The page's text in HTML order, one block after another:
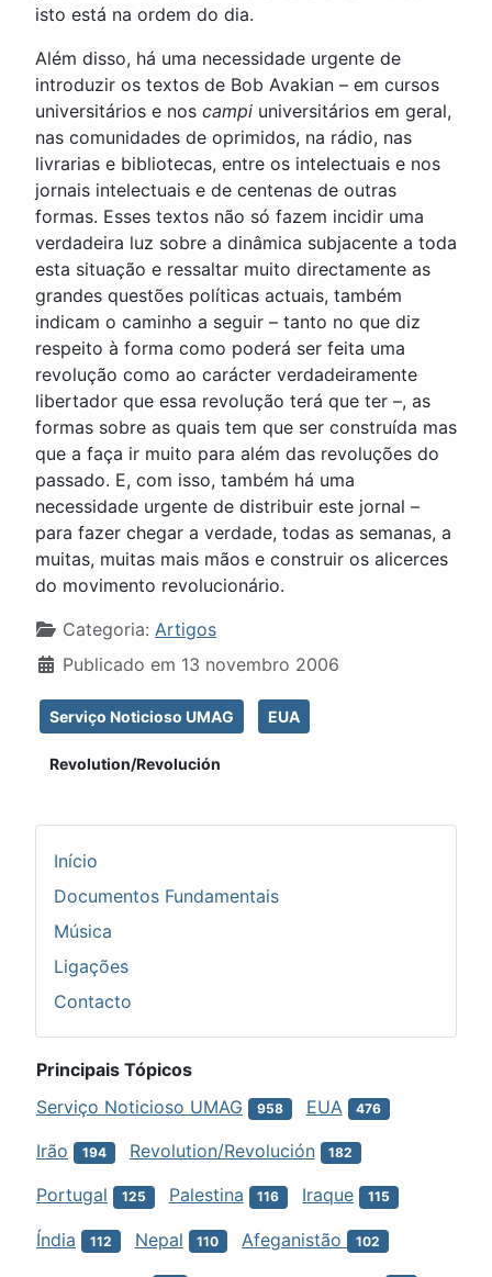
isto está na ordem do dia.
Além disso, há uma necessidade urgente de
introduzir os textos de Bob Avakian – em cursos
universitários e nos campi universitários em geral,
nas comunidades de oprimidos, na rádio, nas
livrarias e bibliotecas, entre os intelectuais e nos
jornais intelectuais e de centenas de outras
formas. Esses textos não só fazem incidir uma
verdadeira luz sobre a dinâmica subjacente a toda
esta situação e ressaltar muito directamente as
grandes questões políticas actuais, também
indicam o caminho a seguir – tanto no que diz
respeito à forma como poderá ser feita uma
revolução como ao carácter verdadeiramente
libertador que essa revolução terá que ter –, as
formas sobre as quais tem que ser construída mas
que a faça ir muito para além das revoluções do
passado. E, com isso, também há uma
necessidade urgente de distribuir este jornal –
para fazer chegar a verdade, todas as semanas, a
muitas, muitas mais mãos e construir os alicerces
do movimento revolucionário.
Detalhes
Categoria: Artigos
Publicado em 13 novembro 2006
Serviço Noticioso UMAG EUA
Revolution/Revolución
Início
Documentos Fundamentais
Música
Ligações
Contacto
Principais Tópicos
Serviço Noticioso UMAG
958 EUA 476
Irão 194 Revolution/Revolución 182
Portugal 125 Palestina 116 Iraque 115
Índia 112 Nepal 110 Afeganistão 102